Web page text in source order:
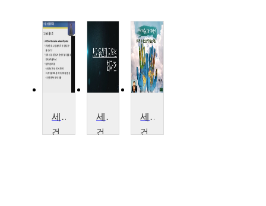
세계유산과 지역성
건
세계유산과 지역성
건
세계유산과지역성
건